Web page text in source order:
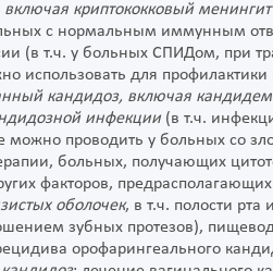
включая криптококковый
с нормальным иммунным
(в т.ч. у больных СПИДом, при
использовать для
кандидоз, включая
инфекции (в т.ч.
можно проводить у больных со
больных, получающих
факторов,
оболочек, в т.ч. полости рта
зубных протезов),
орофарингеального